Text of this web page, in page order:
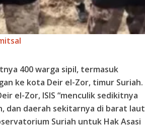
400 warga sipil, termasuk
ke kota Deir el-Zor, timur Suriah.
el-Zor, ISIS “menculik sedikitnya
dan daerah sekitarnya di barat laut
Suriah untuk Hak Asasi